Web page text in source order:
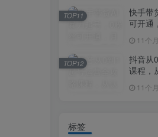
快手带
可开通
项目【
11个
TOP11
抖音从
课程，
11个
TOP12
标签